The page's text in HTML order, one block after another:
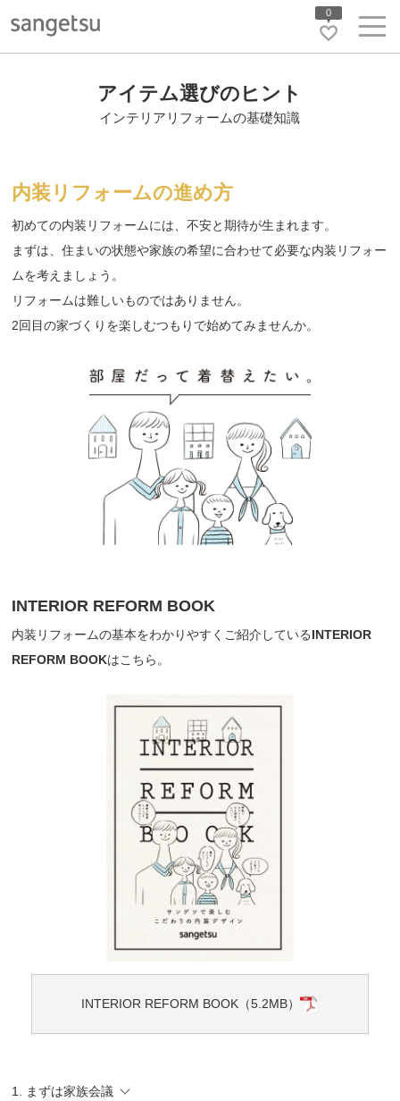
0
アイテム選びのヒント
インテリアリフォームの基礎知識
内装リフォームの進め方
初めての内装リフォームには、不安と期待が生まれます。
まずは、住まいの状態や家族の希望に合わせて必要な内装リフォー
ムを考えましょう。
リフォームは難しいものではありません。
2回目の家づくりを楽しむつもりで始めてみませんか。
INTERIOR REFORM BOOK
内装リフォームの基本をわかりやすくご紹介しているINTERIOR
REFORM BOOKはこちら。
INTERIOR REFORM BOOK（5.2MB）
1. まずは家族会議